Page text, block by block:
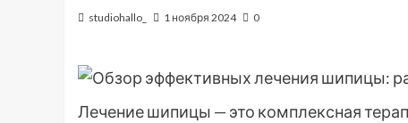
studiohallo_ 1 ноября 2024 0
Лечение шипицы — это комплексная